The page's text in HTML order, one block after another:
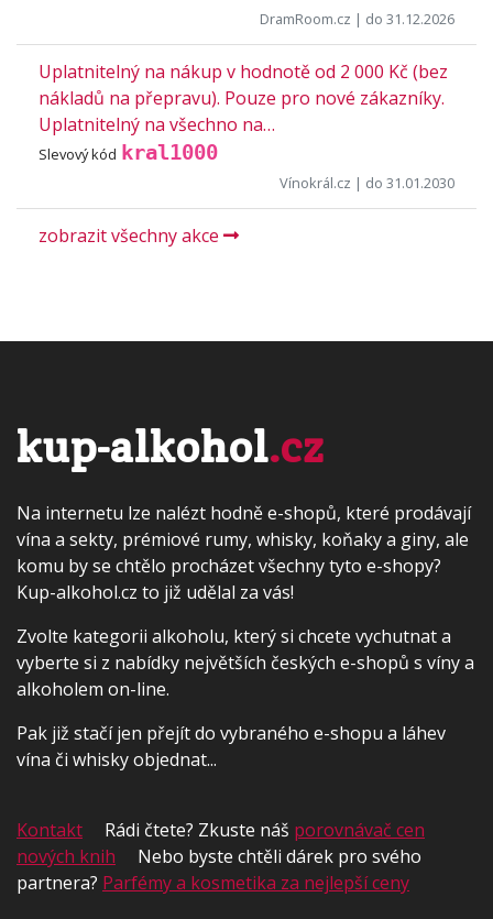
DramRoom.cz | do 31.12.2026
Uplatnitelný na nákup v hodnotě od 2 000 Kč (bez
nákladů na přepravu). Pouze pro nové zákazníky.
Uplatnitelný na všechno na…
Slevový kód kral1000
Vínokrál.cz | do 31.01.2030
zobrazit všechny akce
kup-alkohol.cz
Na internetu lze nalézt hodně e-shopů, které prodávají
vína a sekty, prémiové rumy, whisky, koňaky a giny, ale
komu by se chtělo procházet všechny tyto e-shopy?
Kup-alkohol.cz to již udělal za vás!
Zvolte kategorii alkoholu, který si chcete vychutnat a
vyberte si z nabídky největších českých e-shopů s víny a
alkoholem on-line.
Pak již stačí jen přejít do vybraného e-shopu a láhev
vína či whisky objednat...
Kontakt Rádi čtete? Zkuste náš porovnávač cen
nových knih
Nebo byste chtěli dárek pro svého
partnera? Parfémy a kosmetika za nejlepší ceny